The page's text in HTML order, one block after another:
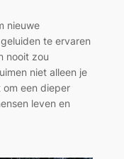
nieuwe
te ervaren
nooit zou
niet alleen je
om een dieper
leven en